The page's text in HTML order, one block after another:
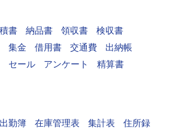
書 納品書 領収書
検収書
集金 借用書 交通費
出納帳
セール アンケート
精算書
出勤簿 在庫管理表 集計表
住所録